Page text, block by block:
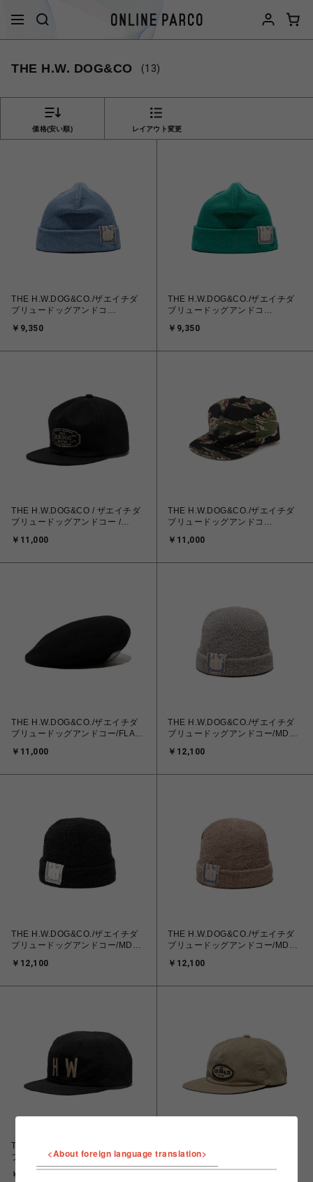
THE H.W. DOG&CO (13)
価格(安い順) レイアウト変更
THE H.W.DOG&CO./ザエイチダ
ブリュードッグアンドコ
￥9,350
THE H.W.DOG&CO./ザエイチダ
ブリュードッグアンドコ
￥9,350
THE H.W.DOG&CO / ザエイチダ
ブリュードッグアンドコー /
￥11,000
THE H.W.DOG&CO./ザエイチダ
ブリュードッグアンドコ
￥11,000
THE H.W.DOG&CO./ザエイチダ
ブリュードッグアンドコー/FLAT
￥11,000
THE H.W.DOG&CO./ザエイチダ
ブリュードッグアンドコー/MD
￥12,100
THE H.W.DOG&CO./ザエイチダ
ブリュードッグアンドコー/MD
￥12,100
THE H.W.DOG&CO./ザエイチダ
ブリュードッグアンドコー/MD
￥12,100
THE H.W.DOG&CO./ザエイチダ
ブリュードッグアンドコー/64
cloth cycling cap
￥13,200
ブリュードッグアンドコー
CORDUROY WORKERS CAP -
<About foreign language translation>